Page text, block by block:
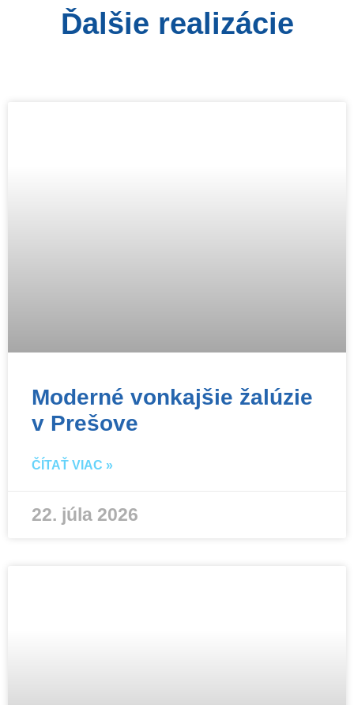
Ďalšie realizácie
Moderné vonkajšie žalúzie
v Prešove
ČÍTAŤ VIAC »
22. júla 2026